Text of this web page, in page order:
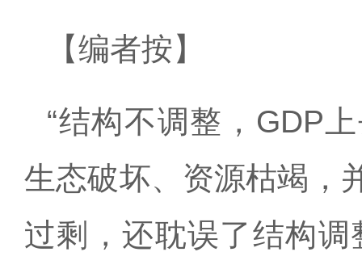
【编者按】
“结构不调整， GDP
生态破坏、资源枯竭，
过剩，还耽误了结构